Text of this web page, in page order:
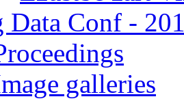
Da­ta Conf -
gal­le­ri­es